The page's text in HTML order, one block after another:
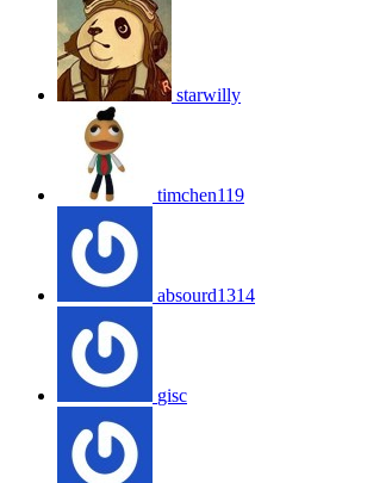
starwilly
timchen119
absourd1314
gisc